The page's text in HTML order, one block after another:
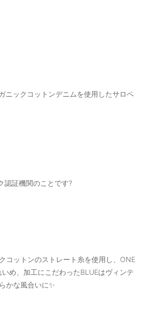
ニックコットンデニムを使用したサロペ
認証機関のことです?
コットンのストレート糸を使用し、ONE
め、加工にこだわったBLUEはヴィンテ
かな風合いに✨